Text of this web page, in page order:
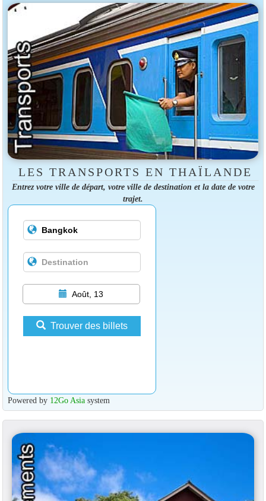
LES TRANSPORTS EN THAÏLANDE
Entrez votre ville de départ, votre ville de destination et la date de votre
trajet.
Août, 13
Trouver des billets
Powered by 12Go Asiasystem